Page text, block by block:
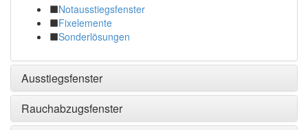
Notausstiegsfenster
Fixelemente
Sonderlösungen
Ausstiegsfenster
Rauchabzugsfenster